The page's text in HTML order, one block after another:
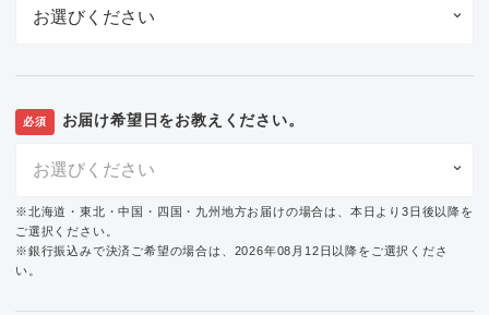
必須 お届け希望日をお教えください。
※北海道・東北・中国・四国・九州地方お届けの場合は、本日より3日後以降を
ご選択ください。
※銀行振込みで決済ご希望の場合は、2026年08月12日以降をご選択くださ
い。